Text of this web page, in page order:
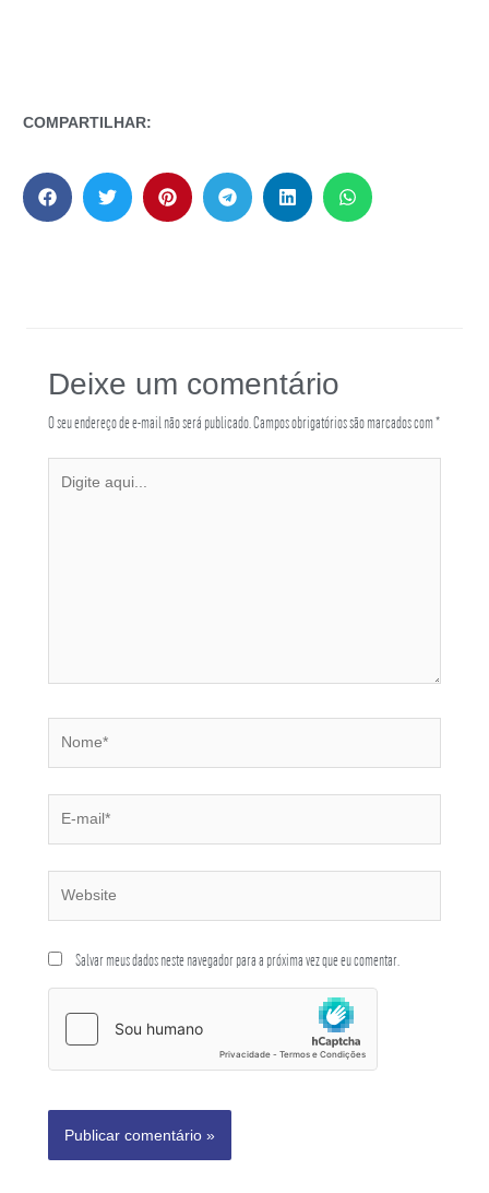
COMPARTILHAR:
Deixe um comentário
O seu endereço de e-mail não será publicado. Campos obrigatórios são marcados com*
Salvar meus dados neste navegador para a próxima vez que eu comentar.